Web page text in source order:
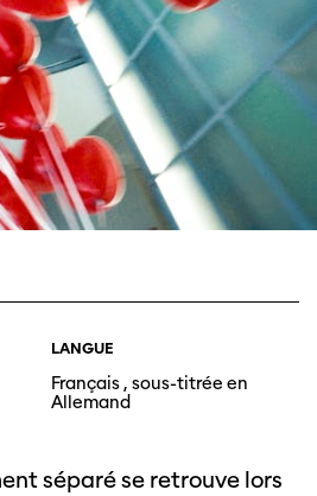
LANGUE
Français , sous-titrée en
Allemand
séparé se retrouve lors